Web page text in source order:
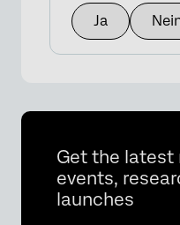
Ja
Get the latest
events,
launches